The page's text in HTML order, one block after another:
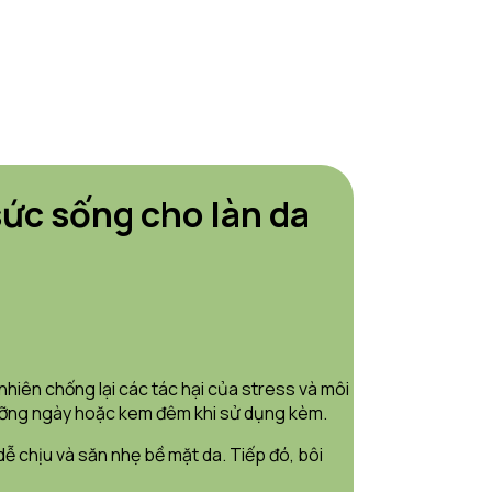
sống cho làn da
chống lại các tác hại của stress và môi
ngày hoặc kem đêm khi sử dụng kèm.
chịu và săn nhẹ bề mặt da. Tiếp đó, bôi